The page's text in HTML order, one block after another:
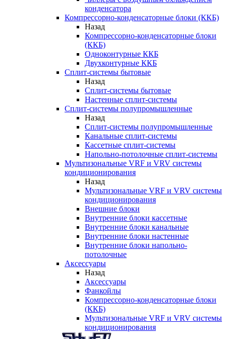
конденсатора
Компрессорно-конденсаторные блоки (ККБ)
Назад
Компрессорно-конденсаторные блоки
(ККБ)
Одноконтурные ККБ
Двухконтурные ККБ
Сплит-системы бытовые
Назад
Сплит-системы бытовые
Настенные сплит-системы
Сплит-системы полупромышленные
Назад
Сплит-системы полупромышленные
Канальные сплит-системы
Кассетные сплит-системы
Напольно-потолочные сплит-системы
Мультизональные VRF и VRV системы
кондиционирования
Назад
Мультизональные VRF и VRV системы
кондиционирования
Внешние блоки
Внутренние блоки кассетные
Внутренние блоки канальные
Внутренние блоки настенные
Внутренние блоки напольно-
потолочные
Аксессуары
Назад
Аксессуары
Фанкойлы
Компрессорно-конденсаторные блоки
(ККБ)
Мультизональные VRF и VRV системы
кондиционирования